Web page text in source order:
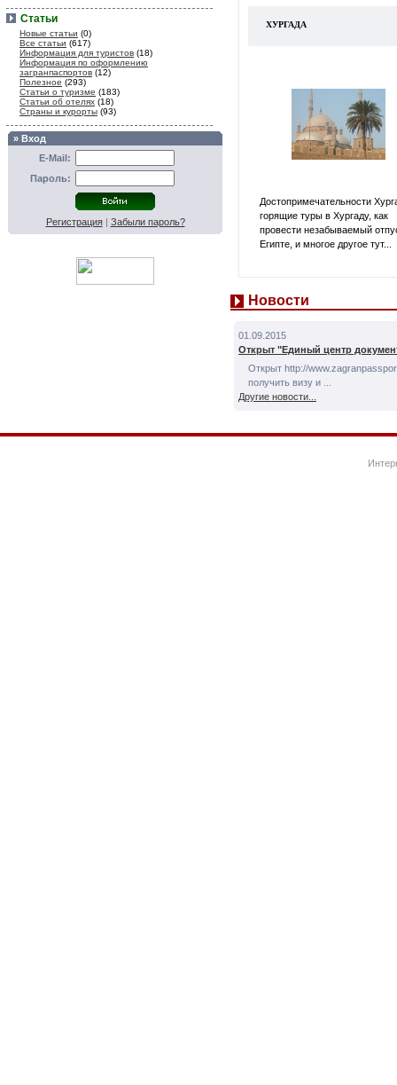
Статьи
Новые статьи (0)
Все статьи (617)
Информация для туристов (18)
Информация по оформлению
загранпаспортов (12)
Полезное (293)
Статьи о туризме (183)
Статьи об отелях (18)
Страны и курорты (93)
» Вход
E-Mail:
Пароль:
Регистрация| Забыли пароль?
ХУРГАДА
Достопримечательности
горящие туры в Хургаду, как
провести незабываемый
Египте, и многое другое тут...
Новости
01.09.2015
Открыт "Единый центр
Открыт http://
получить визу и ...
Другие новости...